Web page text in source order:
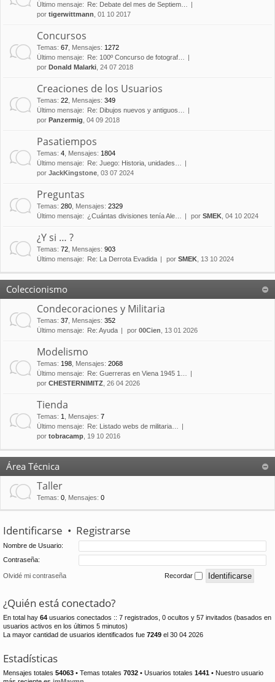
Último mensaje:
Re: Debate del mes de Septiem…
por tigerwittmann , 01 10 2017
Concursos
Temas: 67 Mensajes: 1272
Último mensaje:
Re: 100º Concurso de fotograf…
por Donald Malarki , 24 07 2018
Creaciones de los Usuarios
Temas: 22 Mensajes: 349
Último mensaje:
Re: Dibujos nuevos y antiguos…
por Panzermig , 04 09 2018
Pasatiempos
Temas: 4 Mensajes: 1804
Último mensaje:
Re: Juego: Historia, unidades…
por JackKingstone , 03 07 2024
Preguntas
Temas: 280 Mensajes: 2329
Último mensaje: ¿Cuántas divisiones tenía Ale… por SMEK , 04 10 2024
¿Y si … ?
Temas: 72 Mensajes: 903
Último mensaje:
Re: La Derrota Evadida por SMEK , 13 10 2024
Coleccionismo
Condecoraciones y Militaria
Temas: 37 Mensajes: 352
Último mensaje:
Re: Ayuda por 00Cien , 13 01 2026
Modelismo
Temas: 198 Mensajes: 2068
Último mensaje:
Re: Guerreras en Viena 1945 1…
por CHESTERNIMITZ , 26 04 2026
Tienda
Temas: 1 Mensajes: 7
Último mensaje:
Re: Listado webs de militaria…
por tobracamp , 19 10 2016
Área Técnica
Taller
Temas: 0 Mensajes: 0
Identificarse • Registrarse
Nombre de Usuario:
Contraseña:
Olvidé mi contraseña Recordar
¿Quién está conectado?
En total hay 64 usuarios conectados :: 7 registrados, 0 ocultos y 57 invitados (basados en
usuarios activos en los últimos 5 minutos)
La mayor cantidad de usuarios identificados fue 7249 el 30 04 2026
Estadísticas
Mensajes totales 54063 • Temas totales 7032 • Usuarios totales 1441 • Nuestro usuario